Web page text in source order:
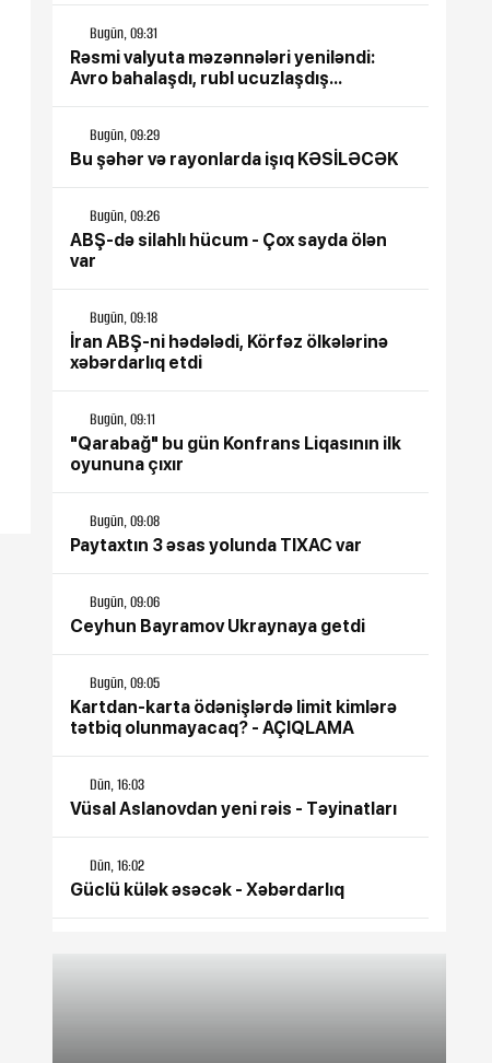
Bugün, 09:31
Rəsmi valyuta məzənnələri yeniləndi:
Avro bahalaşdı, rubl ucuzlaşdış...
Bugün, 09:29
Bu şəhər və rayonlarda işıq KƏSİLƏCƏK
Bugün, 09:26
ABŞ-də silahlı hücum - Çox sayda ölən
var
Bugün, 09:18
İran ABŞ-ni hədələdi, Körfəz ölkələrinə
xəbərdarlıq etdi
Bugün, 09:11
"Qarabağ" bu gün Konfrans Liqasının ilk
oyununa çıxır
Bugün, 09:08
Paytaxtın 3 əsas yolunda TIXAC var
Bugün, 09:06
Ceyhun Bayramov Ukraynaya getdi
Bugün, 09:05
Kartdan-karta ödənişlərdə limit kimlərə
tətbiq olunmayacaq? - AÇIQLAMA
Dün, 16:03
Vüsal Aslanovdan yeni rəis - Təyinatları
Dün, 16:02
Güclü külək əsəcək - Xəbərdarlıq